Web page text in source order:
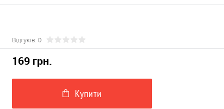
Відгуків: 0
169 грн.
Купити